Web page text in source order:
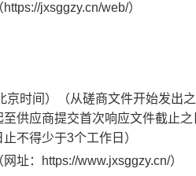
jxsggzy.cn/web/）
京时间）（从磋商文件开始发出
至供应商提交首次响应文件截止
不得少于3个工作日）
址：https://www.jxsggzy.cn/）